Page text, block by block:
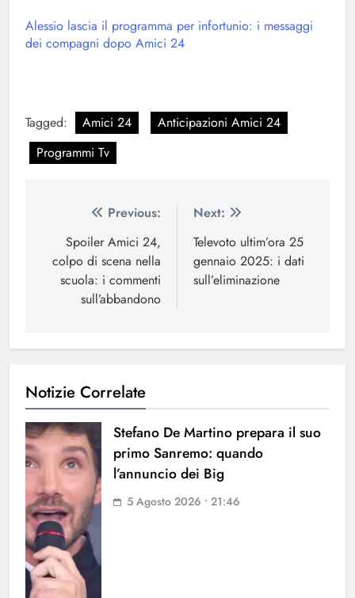
Alessio lascia il programma per infortunio: i messaggi
dei compagni dopo Amici 24
Tagged: Amici 24
Anticipazioni Amici 24
Programmi Tv
Navigazione
articoli
Previous:
Spoiler Amici 24,
colpo di scena nella
scuola: i commenti
sull’abbandono
Next:
Televoto ultim’ora 25
gennaio 2025: i dati
sull’eliminazione
Notizie Correlate
Stefano De Martino prepara il suo
primo Sanremo: quando
l’annuncio dei Big
5 Agosto 2026 • 21:46